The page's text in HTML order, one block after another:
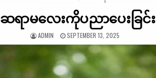
ဆရာမလေးကိုပညာပေးခြင်း
ADMIN SEPTEMBER 13, 2025